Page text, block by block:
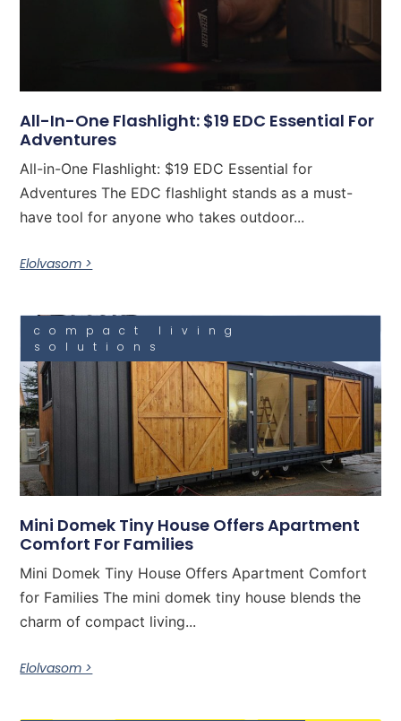
All-In-One Flashlight: $19 EDC Essential For
Adventures
All-in-One Flashlight: $19 EDC Essential for
Adventures The EDC flashlight stands as a must-
have tool for anyone who takes outdoor...
Elolvasom >
compact living
solutions
Mini Domek Tiny House Offers Apartment
Comfort For Families
Mini Domek Tiny House Offers Apartment Comfort
for Families The mini domek tiny house blends the
charm of compact living...
Elolvasom >